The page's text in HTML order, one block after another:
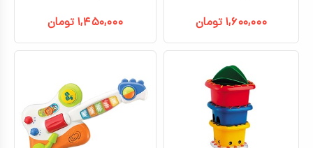
اسباب بازی لوازم خانگی
اتاق کودک
۱,۶۰۰,۰۰۰ تومان ۱,۴۵۰,۰۰۰ تومان